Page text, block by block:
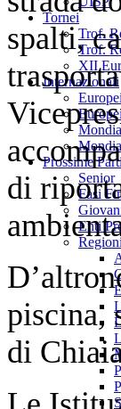
Tornei
Trof.
Trof.
XII
Internazionali
Prossime
Senior
Fasi
Enti
Regioni
spalti,
di
piscina,
di